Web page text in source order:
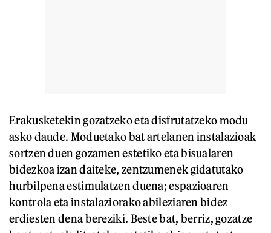
Erakusketekin gozatzeko eta disfrutatzeko modu
asko daude. Moduetako bat artelanen instalazioak
sortzen duen gozamen estetiko eta bisualaren
bidezkoa izan daiteke, zentzumenek gidatutako
hurbilpena estimulatzen duena; espazioaren
kontrola eta instalaziorako abileziaren bidez
erdiesten dena bereziki. Beste bat, berriz, gozatze